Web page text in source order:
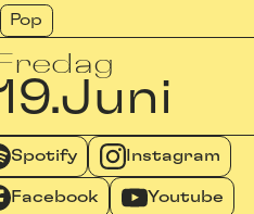
Pop
Juni
Spotify Instagram
Facebook Youtube